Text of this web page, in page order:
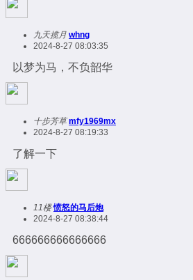
九天揽月 whng
2024-8-27 08:03:35
以梦为马，不负韶华
十步芳草 mfy1969mx
2024-8-27 08:19:33
了解一下
11楼 愤怒的马后炮
2024-8-27 08:38:44
666666666666666